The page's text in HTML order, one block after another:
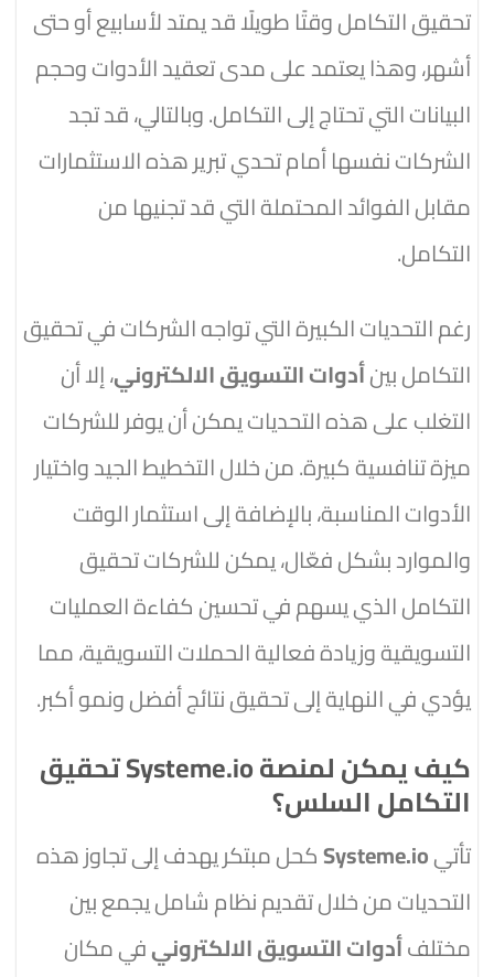
تحقيق التكامل وقتًا طويلًا قد يمتد لأسابيع أو حتى
أشهر، وهذا يعتمد على مدى تعقيد الأدوات وحجم
البيانات التي تحتاج إلى التكامل. وبالتالي، قد تجد
الشركات نفسها أمام تحدي تبرير هذه الاستثمارات
مقابل الفوائد المحتملة التي قد تجنيها من
التكامل.
رغم التحديات الكبيرة التي تواجه الشركات في تحقيق
التكامل بينأدوات التسويق الالكتروني، إلا أن
التغلب على هذه التحديات يمكن أن يوفر للشركات
ميزة تنافسية كبيرة. من خلال التخطيط الجيد واختيار
الأدوات المناسبة، بالإضافة إلى استثمار الوقت
والموارد بشكل فعّال، يمكن للشركات تحقيق
التكامل الذي يسهم في تحسين كفاءة العمليات
التسويقية وزيادة فعالية الحملات التسويقية، مما
يؤدي في النهاية إلى تحقيق نتائج أفضل ونمو أكبر.
كيف يمكن لمنصة Systeme.io تحقيق
التكامل السلس؟
تأتيSysteme.ioكحل مبتكر يهدف إلى تجاوز هذه
التحديات من خلال تقديم نظام شامل يجمع بين
مختلفأدوات التسويق الالكترونيفي مكان